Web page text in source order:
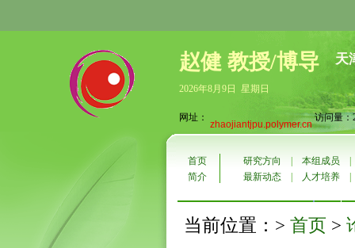
赵健 教授/博导 天
2026年8月9日 星期日
网址： zhaojiantjpu.polymer.cn访问量：
首页 研究方向 本组成员
简介
最新动态 人才培养
当前位置：> 首页 >